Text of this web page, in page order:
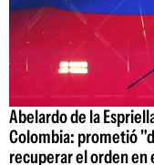
Abelardo de la
Colombia: prometió
recuperar el orden en